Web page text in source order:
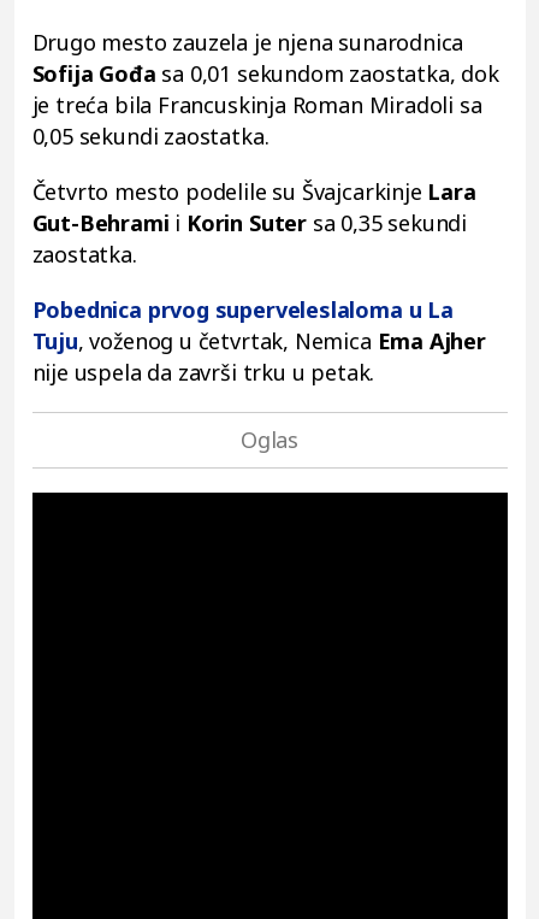
Drugo mesto zauzela je njena sunarodnica
Sofija Gođa sa 0,01 sekundom zaostatka, dok
je treća bila Francuskinja Roman Miradoli sa
0,05 sekundi zaostatka.
Četvrto mesto podelile su Švajcarkinje Lara
Gut-Behrami i Korin Suter sa 0,35 sekundi
zaostatka.
Pobednica prvog superveleslaloma u La
Tuju, voženog u četvrtak, Nemica Ema Ajher
nije uspela da završi trku u petak.